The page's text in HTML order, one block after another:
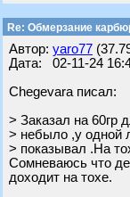
Re: Обмерзание
Автор: yaro77
Дата: 02-11-24
Chegevara писал:
> Заказал на 60гр
> небыло ,у одной
> показывал .На
Сомневаюсь что
доходит на тохе.